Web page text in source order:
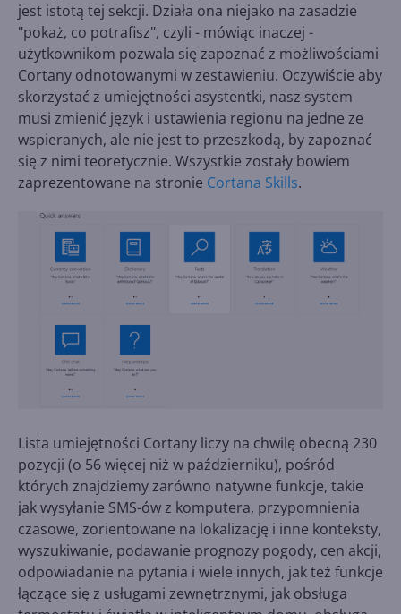
jest istotą tej sekcji. Działa ona niejako na zasadzie
"pokaż, co potrafisz", czyli - mówiąc inaczej -
użytkownikom pozwala się zapoznać z możliwościami
Cortany odnotowanymi w zestawieniu. Oczywiście aby
skorzystać z umiejętności asystentki, nasz system
musi zmienić język i ustawienia regionu na jedne ze
wspieranych, ale nie jest to przeszkodą, by zapoznać
się z nimi teoretycznie. Wszystkie zostały bowiem
zaprezentowane na stronie Cortana Skills.
Lista umiejętności Cortany liczy na chwilę obecną 230
pozycji (o 56 więcej niż w październiku), pośród
których znajdziemy zarówno natywne funkcje, takie
jak wysyłanie SMS-ów z komputera, przypomnienia
czasowe, zorientowane na lokalizację i inne konteksty,
wyszukiwanie, podawanie prognozy pogody, cen akcji,
odpowiadanie na pytania i wiele innych, jak też funkcje
łączące się z usługami zewnętrznymi, jak obsługa